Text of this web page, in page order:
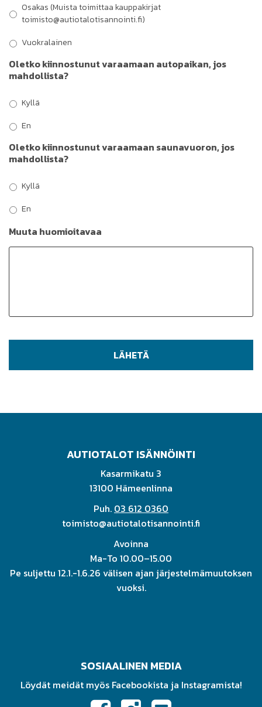
Osakas (Muista toimittaa kauppakirjat
toimisto@autiotalotisannointi.fi)
Vuokralainen
Oletko kiinnostunut varaamaan autopaikan, jos
mahdollista?
Kyllä
En
Oletko kiinnostunut varaamaan saunavuoron, jos
mahdollista?
Kyllä
En
Muuta huomioitavaa
AUTIOTALOT ISÄNNÖINTI
Kasarmikatu 3
13100 Hämeenlinna
Puh. 03 612 0360
toimisto@autiotalotisannointi.fi
Avoinna
Ma-To 10.00–15.00
Pe suljettu 12.1.-1.6.26 välisen ajan järjestelmämuutoksen
vuoksi.
SOSIAALINEN MEDIA
Löydät meidät myös Facebookista ja Instagramista!